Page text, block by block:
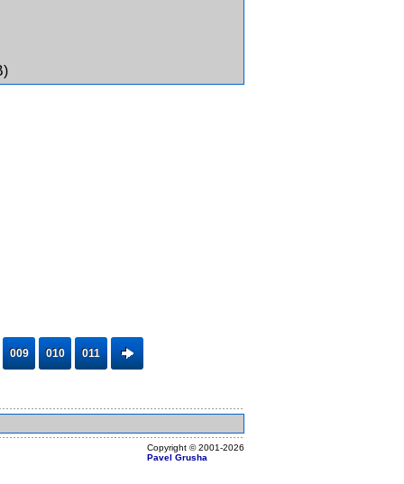
009 010 011
Copyright ©2001-2026
Pavel Grusha